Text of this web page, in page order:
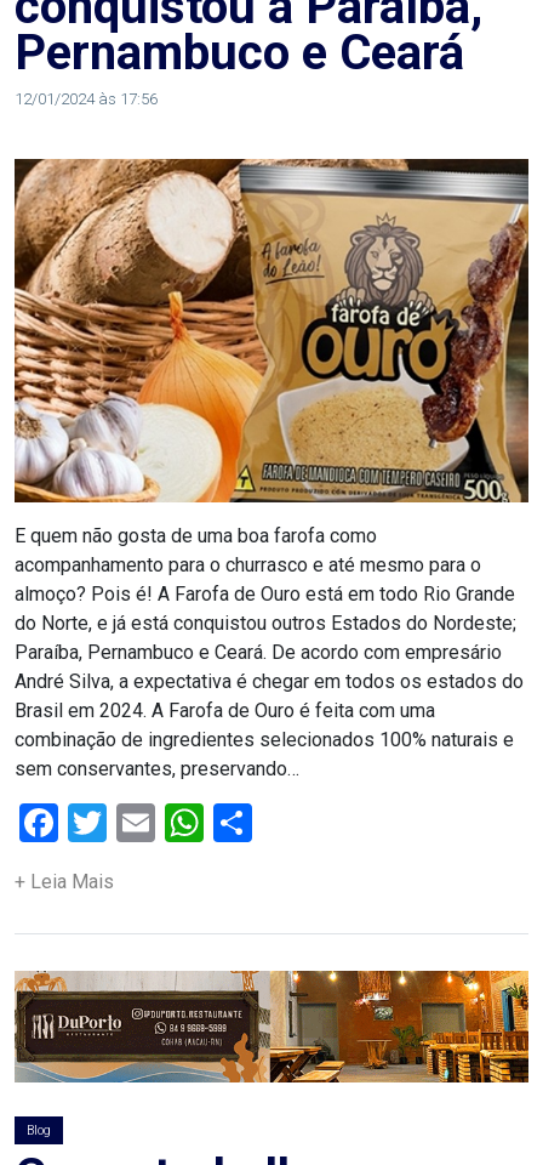
ANIVERSARIANTE
ARTICULAÇÃO
ARTIGO
ASSEMBLEIA
DO
RN
ASSEMBLEIA
E
VOCÊ
ASSEMBLEIA
LEGISLATIVA
DO
RN
ASSEMBLEIA
RN
ASSISTÊNCIA
MÉDICA
BASTIDORES
Blog
BRASIL
Pernambuco e Ceará
12/01/2024 às 17:56
E quem não gosta de uma boa farofa como
acompanhamento para o churrasco e até mesmo para o
almoço? Pois é! A Farofa de Ouro está em todo Rio Grande
do Norte, e já está conquistou outros Estados do Nordeste;
Paraíba, Pernambuco e Ceará. De acordo com empresário
André Silva, a expectativa é chegar em todos os estados do
Brasil em 2024. A Farofa de Ouro é feita com uma
combinação de ingredientes selecionados 100% naturais e
sem conservantes, preservando…
Facebook
Twitter
EmailWhatsApp
+ Leia Mais
Blog